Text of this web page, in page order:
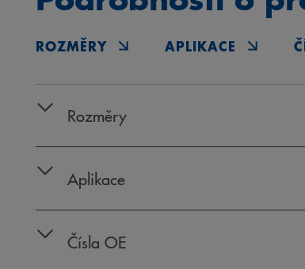
ROZMĚRY APLIKACE
Rozměry
Aplikace
Čísla OE